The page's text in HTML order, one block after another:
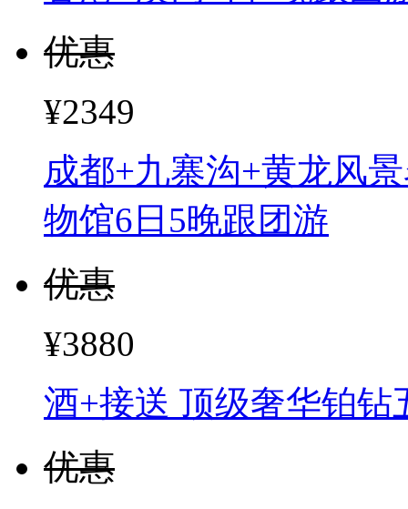
优惠
¥2349
成都+九寨沟+黄龙风
物馆6日5晚跟团游
优惠
¥3880
酒+接送 顶级奢华铂
优惠